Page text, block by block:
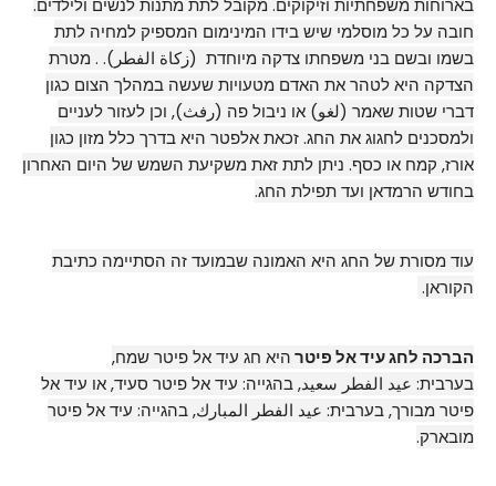
חובה על כל מוסלמי שיש בידו המינימום המספיק למחיה לתת
בשמו ובשם בני משפחתו צדקה מיוחדת (زكاة الفطر). . מטרת
הצדקה היא לטהר את האדם מטעויות שעשה במהלך הצום כגון
דברי שטות שאמר (لغو) או ניבול פה (رفث), וכן לעזור לעניים
ולמסכנים לחגוג את החג. זכאת אלפטר היא בדרך כלל מזון כגון
אורז, קמח או כסף. ניתן לתת זאת משקיעת השמש של היום האחרון
בחודש הרמדאן ועד תפילת החג.
עוד מסורת של החג היא האמונה שבמועד זה הסתיימה כתיבת
הקוראן.
הברכה לחג עיד אל פיטרהיא חג עיד אל פיטר שמח,
בערבית: عيد الفطر سعيد, בהגייה: עיד אל פיטר סעיד, או עיד אל
פיטר מבורך, בערבית: عيد الفطر المبارك, בהגייה: עיד אל פיטר
מובארק.